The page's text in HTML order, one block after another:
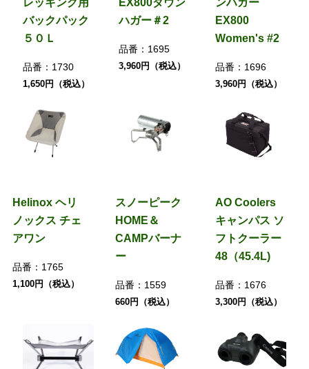
レッキング用
バックパック
５０Ｌ
品番： 1730
1,650円（税込）
EX800ダウン
ハガー＃2
品番： 1695
3,960円（税込）
ンハガー
EX800
Women's #2
品番： 1696
3,960円（税込）
Helinox ヘリ
ノックス チェ
アワン
品番： 1765
1,100円（税込）
スノーピーク
HOME＆
CAMPバーナ
ー
品番： 1559
660円（税込）
AO Coolers
キャンパス ソ
フトクーラー
48（45.4L)
品番： 1676
3,300円（税込）